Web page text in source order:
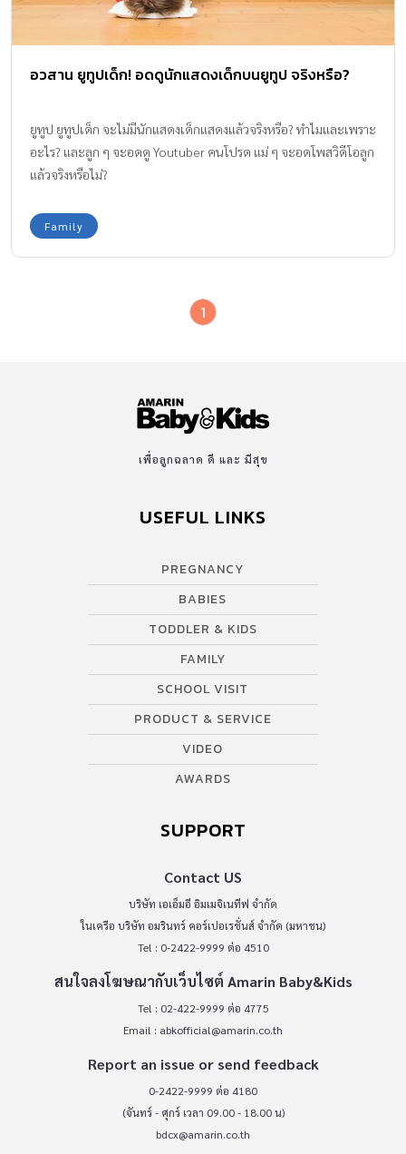
อวสาน ยูทูปเด็ก! อดดูนักแสดงเด็กบนยูทูป จริงหรือ?
ยูทูป ยูทูปเด็ก จะไม่มีนักแสดงเด็กแสดงแล้วจริงหรือ? ทำไมและเพราะ
อะไร? และลูก ๆ จะอดดู Youtuber คนโปรด แม่ ๆ จะอดโพสวิดีโอลูก
แล้วจริงหรือไม่?
Family
1
เพื่อลูกฉลาด ดี และ มีสุข
USEFUL LINKS
PREGNANCY
BABIES
TODDLER & KIDS
FAMILY
SCHOOL VISIT
PRODUCT & SERVICE
VIDEO
AWARDS
SUPPORT
Contact US
บริษัท เอเอ็มอี อิมเมจิเนทีฟ จำกัด
ในเครือ บริษัท อมรินทร์ คอร์เปอเรชั่นส์ จำกัด (มหาชน)
Tel : 0-2422-9999 ต่อ 4510
สนใจลงโฆษณากับเว็บไซต์ Amarin Baby&Kids
Tel : 02-422-9999 ต่อ 4775
Email : abkofficial@amarin.co.th
Report an issue or send feedback
0-2422-9999 ต่อ 4180
(จันทร์ - ศุกร์ เวลา 09.00 - 18.00 น)
bdcx@amarin.co.th